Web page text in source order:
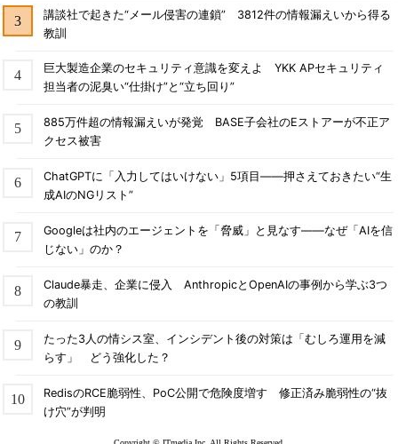
講談社で起きた“メール侵害の連鎖” 3812件の情報漏えいから得る
教訓
巨大製造企業のセキュリティ意識を変えよ YKK APセキュリティ
担当者の泥臭い“仕掛け”と“立ち回り”
885万件超の情報漏えいが発覚 BASE子会社のEストアーが不正ア
クセス被害
ChatGPTに「入力してはいけない」5項目――押さえておきたい“生
成AIのNGリスト”
Googleは社内のエージェントを「脅威」と見なす――なぜ「AIを信
じない」のか？
Claude暴走、企業に侵入 AnthropicとOpenAIの事例から学ぶ3つ
の教訓
たった3人の情シス室、インシデント後の対策は「むしろ運用を減
らす」 どう強化した？
RedisのRCE脆弱性、PoC公開で危険度増す 修正済み脆弱性の“抜
け穴”が判明